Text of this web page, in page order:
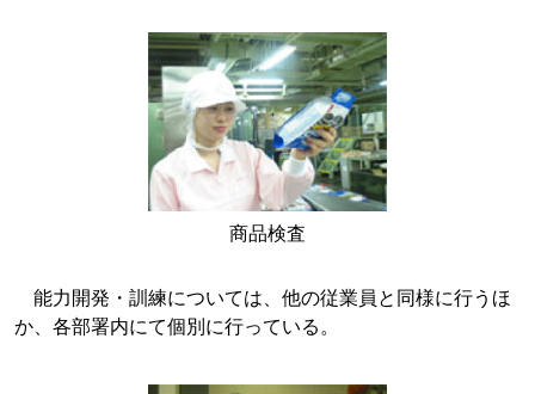
商品検査
能力開発・訓練については、他の従業員と同様に行うほ
か、各部署内にて個別に行っている。